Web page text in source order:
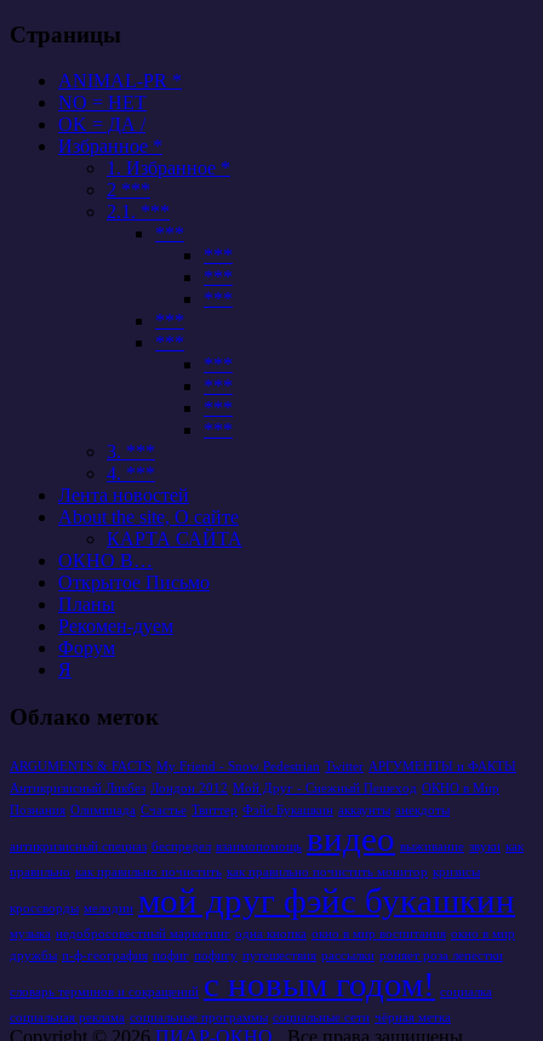
Страницы
ANIMAL-PR *
NO = НЕТ
OK = ДА /
Избранное *
1. Избранное *
2 ***
2.1. ***
***
***
***
***
***
***
***
***
***
***
3. ***
4. ***
Лента новостей
About the site, О сайте
КАРТА САЙТА
ОКНО В…
Открытое Письмо
Планы
Рекомен-дуем
Форум
Я
Облако меток
ARGUMENTS & FACTS My Friend - Snow Pedestrian Twitter АРГУМЕНТЫ и ФАКТЫ
Антикризисный Ликбез Лондон 2012 Мой Друг - Снежный Пешеход ОКНО в Мир
Познания Олимпиада Счастье Твиттер Фэйс Букашкин аккаунты анекдоты
антикризисный спецназ беспредел взаимопомощь видео выживание звуки как
правильно как правильно почистить как правильно почистить монитор кризисы
кроссворды мелодии мой друг фэйс букашкин
музыка недобросовестный маркетинг одна кнопка окно в мир воспитания окно в мир
дружбы п-ф-география пофиг пофигу путешествия рассылки роняет роза лепестки
словарь терминов и сокращений с новым годом!
социалка
социальная реклама социальные программы социальные сети чёрная метка
Copyright © 2026 ПИАР-ОКНО . Все права защищены.